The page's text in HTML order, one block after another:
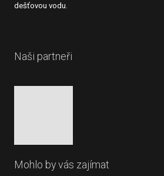
dešťovou vodu.
Naši partneři
Mohlo by vás zajímat